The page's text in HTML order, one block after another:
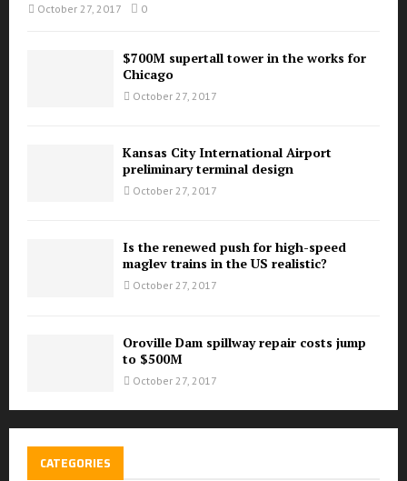
October 27, 2017 0
$700M supertall tower in the works for
Chicago
October 27, 2017
Kansas City International Airport
preliminary terminal design
October 27, 2017
Is the renewed push for high-speed
maglev trains in the US realistic?
October 27, 2017
Oroville Dam spillway repair costs jump
to $500M
October 27, 2017
CATEGORIES